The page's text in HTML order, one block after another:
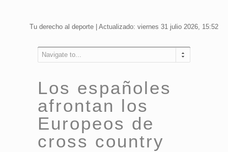
Tu derecho al deporte | Actualizado: viernes 31 julio 2026, 15:52
Navigate to...
Los españoles
afrontan los
Europeos de
cross country